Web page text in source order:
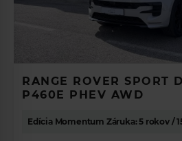
RANGE ROVER SPORT
P460E PHEV AWD
Edícia Momentum Záruka: 5 rokov /